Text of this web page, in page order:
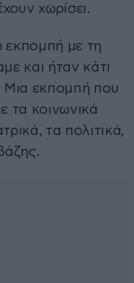
χωρίσει.
με τη
και ήταν κάτι
Μια εκπομπή που
τα κοινωνικά
τα πολιτικά,